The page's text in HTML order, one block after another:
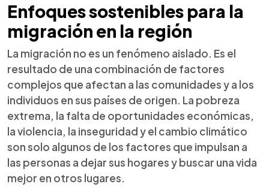
Enfoques sostenibles para la
migración en la región
La migración no es un fenómeno aislado. Es el
resultado de una combinación de factores
complejos que afectan a las comunidades y a los
individuos en sus países de origen. La pobreza
extrema, la falta de oportunidades económicas,
la violencia, la inseguridad y el cambio climático
son solo algunos de los factores que impulsan a
las personas a dejar sus hogares y buscar una vida
mejor en otros lugares.